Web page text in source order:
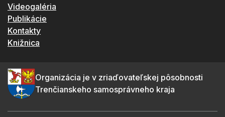
Videogaléria
Publikácie
Kontakty
Knižnica
Organizácia je v zriaďovateľskej pôsobnosti
Trenčianskeho samosprávneho kraja